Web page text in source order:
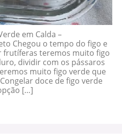
em Calda –
Chegou o tempo do figo e
frutíferas teremos muito figo
dividir com os pássaros
muito figo verde que
doce de figo verde
[…]